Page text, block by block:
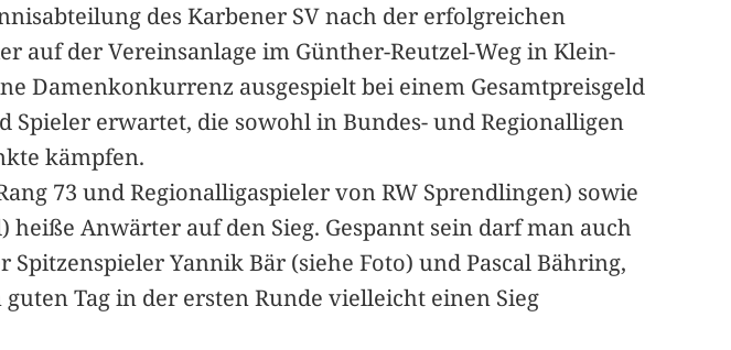
des Karbener SV nach der erfolgreichen
auf der Vereinsanlage im Günther-Reutzel-Weg in Klein-
Damenkonkurrenz ausgespielt bei einem Gesamtpreisgeld
erwartet, die sowohl in Bundes- und Regionalligen
kämpfen.
73 und Regionalligaspieler von RW Sprendlingen) sowie
heiße Anwärter auf den Sieg. Gespannt sein darf man auch
Yannik Bär (siehe Foto) und Pascal Bähring,
Tag in der ersten Runde vielleicht einen Sieg